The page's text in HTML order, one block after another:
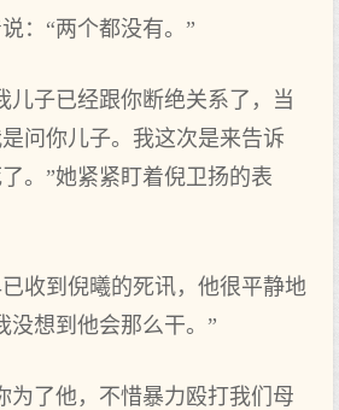
：“两个都没有。”
儿子已经跟你断绝关系了，当
问你儿子。我这次是来告诉
。”她紧紧盯着倪卫扬的表
收到倪曦的死讯，他很平静地
没想到他会那么干。”
为了他，不惜暴力殴打我们母